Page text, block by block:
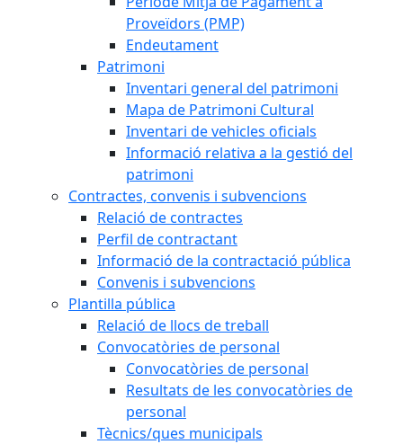
Proveïdors (PMP)
Endeutament
Patrimoni
Inventari general del patrimoni
Mapa de Patrimoni Cultural
Inventari de vehicles oficials
Informació relativa a la gestió del
patrimoni
Contractes, convenis i subvencions
Relació de contractes
Perfil de contractant
Informació de la contractació pública
Convenis i subvencions
Plantilla pública
Relació de llocs de treball
Convocatòries de personal
Convocatòries de personal
Resultats de les convocatòries de
personal
Tècnics/ques municipals